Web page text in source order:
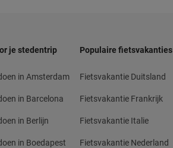
je stedentrip
in Amsterdam
in Barcelona
in Berlijn
in Boedapest
Populaire fietsvakanties
Fietsvakantie Duitsland
Fietsvakantie Frankrijk
Fietsvakantie Italie
Fietsvakantie Nederland